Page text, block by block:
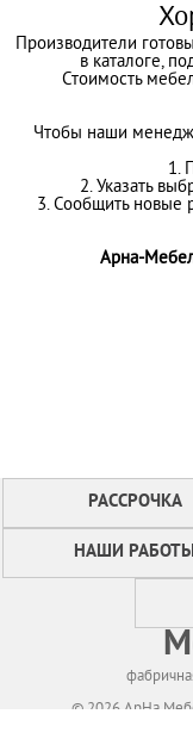
Производители
в каталоге,
Стоимость
Чтобы наши
1.
2. Указать
3. Сообщить новые
Арна-
РАССРОЧКА
НАШИ РАБОТЫ
© 2026 АрНа